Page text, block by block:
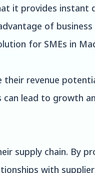
it provides instant
of
for SMEs in
revenue
lead to growth
supply chain. By
with